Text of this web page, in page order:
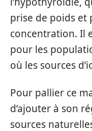
prise de poids et
concentration. Il
pour les
où les sources
Pour pallier ce
d’ajouter à son
sources